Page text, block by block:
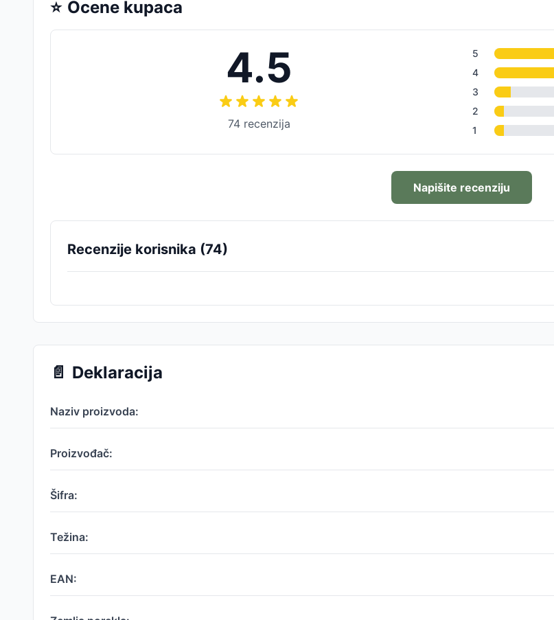
⭐ Ocene kupaca
4.5
74 recenzija
5
4
3
2
1
Napišite recenziju
Recenzije korisnika (74)
📄 Deklaracija
Naziv proizvoda:
Proizvođač:
Šifra:
Težina:
EAN: